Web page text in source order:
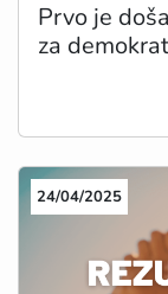
Prvo je
za
24/04/2025